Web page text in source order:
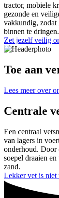
tractor, mobiele
gezonde en
vakkundig, zodat
binnen te dringen.
Zet jezelf veilig
Toe aan
Lees meer over
Centrale
Een centraal
van lagers in
onderhoud. Door
soepel draaien
zand.
Lekker vet is niet